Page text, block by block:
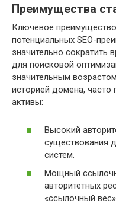
Преимущества
Ключевое
потенциальных SEO-
значительно сократить
для поисковой
значительным
историей домена,
активы:
Высокий
существования
систем.
Мощный
авторитетных
«ссылочный